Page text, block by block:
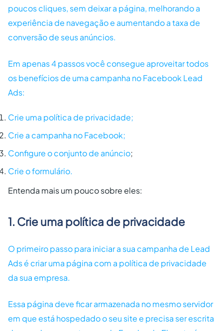
poucos cliques, sem deixar a página, melhorando a
experiência de navegação e aumentando a taxa de
conversão de seus anúncios.
Em apenas 4 passos você consegue aproveitar todos
os benefícios de uma campanha no Facebook Lead
Ads:
Crie uma política de privacidade;
Crie a campanha no Facebook;
Configure o conjunto de anúncio;
Crie o formulário.
Entenda mais um pouco sobre eles:
1. Crie uma política de privacidade
O primeiro passo para iniciar a sua campanha de Lead
Ads é criar uma página com a política de privacidade
da sua empresa.
Essa página deve ficar armazenada no mesmo servidor
em que está hospedado o seu site e precisa ser escrita